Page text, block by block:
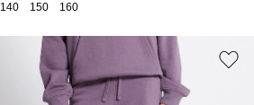
140 150 160